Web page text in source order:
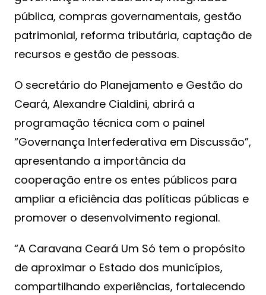
pública, compras governamentais, gestão
patrimonial, reforma tributária, captação de
recursos e gestão de pessoas.
O secretário do Planejamento e Gestão do
Ceará, Alexandre Cialdini, abrirá a
programação técnica com o painel
“Governança Interfederativa em Discussão”,
apresentando a importância da
cooperação entre os entes públicos para
ampliar a eficiência das políticas públicas e
promover o desenvolvimento regional.
“A Caravana Ceará Um Só tem o propósito
de aproximar o Estado dos municípios,
compartilhando experiências, fortalecendo